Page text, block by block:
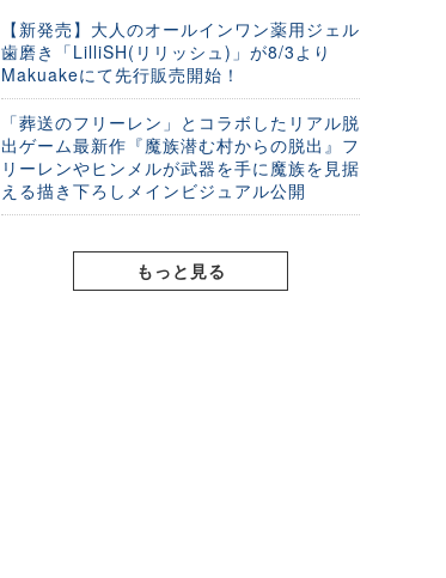
【新発売】大人のオールインワン薬用ジェル
歯磨き「LilliSH(リリッシュ)」が8/3より
Makuakeにて先行販売開始！
「葬送のフリーレン」とコラボしたリアル脱
出ゲーム最新作『魔族潜む村からの脱出』フ
リーレンやヒンメルが武器を手に魔族を見据
える描き下ろしメインビジュアル公開
もっと見る